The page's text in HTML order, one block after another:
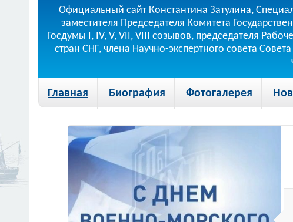
Официальный сайт Константина Затулина,
заместителя Председателя Комитета
Госдумы I, IV, V, VII, VIII созывов, председателя
стран СНГ, члена Научно-экспертного совета
Главная Биография Фотогалерея